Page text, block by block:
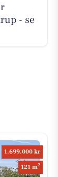
- se
1.699.000 kr
121 m2